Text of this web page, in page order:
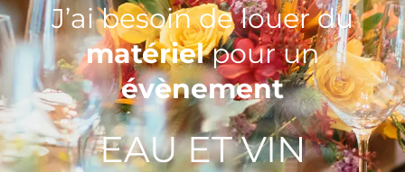
J’ai besoin de louer du
matérielpour un
évènement
EAU ET VIN